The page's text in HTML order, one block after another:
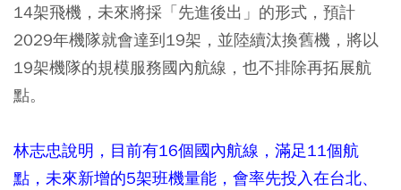
14架飛機，未來將採「先進後出」的形式，預計
2029年機隊就會達到19架，並陸續汰換舊機，將以
19架機隊的規模服務國內航線，也不排除再拓展航
點。
林志忠說明，目前有16個國內航線，滿足11個航
點，未來新增的5架班機量能，會率先投入在台北、